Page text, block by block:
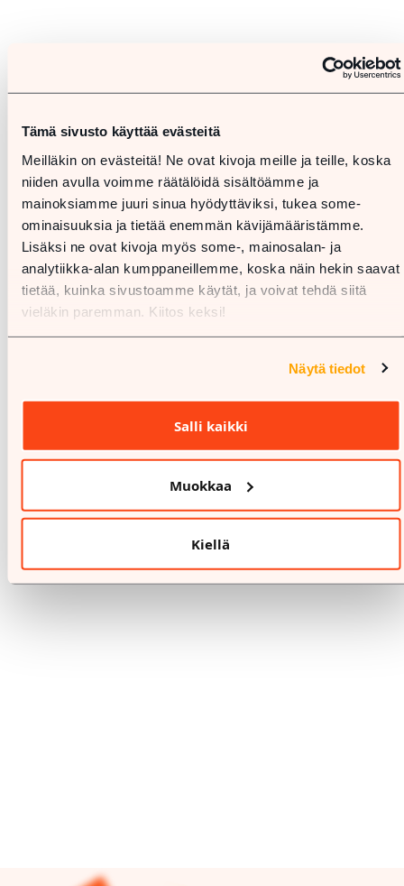
Tämä sivusto käyttää evästeitä
Meilläkin on evästeitä! Ne ovat kivoja meille ja teille, koska
niiden avulla voimme räätälöidä sisältöämme ja
mainoksiamme juuri sinua hyödyttäviksi, tukea some-
ominaisuuksia ja tietää enemmän kävijämääristämme.
Lisäksi ne ovat kivoja myös some-, mainosalan- ja
analytiikka-alan kumppaneillemme, koska näin hekin saavat
tietää, kuinka sivustoamme käytät, ja voivat tehdä siitä
vieläkin paremman. Kiitos keksi!
Näytä tiedot
Salli kaikki
Muokkaa
Kiellä
8.8.-8.8.
IITTALA